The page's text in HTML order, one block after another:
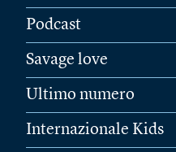
Podcast
Savage love
Ultimo numero
Internazionale Kids